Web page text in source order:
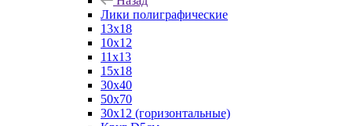
Лики полиграфические
13x18
10x12
11х13
15х18
30x40
50x70
30x12 (горизонтальные)